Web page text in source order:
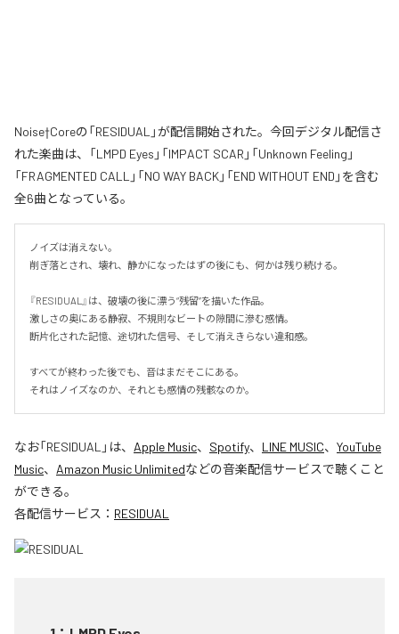
Noise†Coreの「RESIDUAL」が配信開始された。今回デジタル配信さ
れた楽曲は、「LMPD Eyes」「IMPACT SCAR」「Unknown Feeling」
「FRAGMENTED CALL」「NO WAY BACK」「END WITHOUT END」を含む
全6曲となっている。
ノイズは消えない。
削ぎ落とされ、壊れ、静かになったはずの後にも、何かは残り続ける。
『RESIDUAL』は、破壊の後に漂う“残留”を描いた作品。
激しさの奥にある静寂、不規則なビートの隙間に滲む感情。
断片化された記憶、途切れた信号、そして消えきらない違和感。
すべてが終わった後でも、音はまだそこにある。
それはノイズなのか、それとも感情の残骸なのか。
なお「RESIDUAL 」は、 Apple Music、 Spotify、 LINE MUSIC、 YouTube
Music、 Amazon Music Unlimitedなどの音楽配信サービスで聴くこと
ができる。
各配信サービス： RESIDUAL